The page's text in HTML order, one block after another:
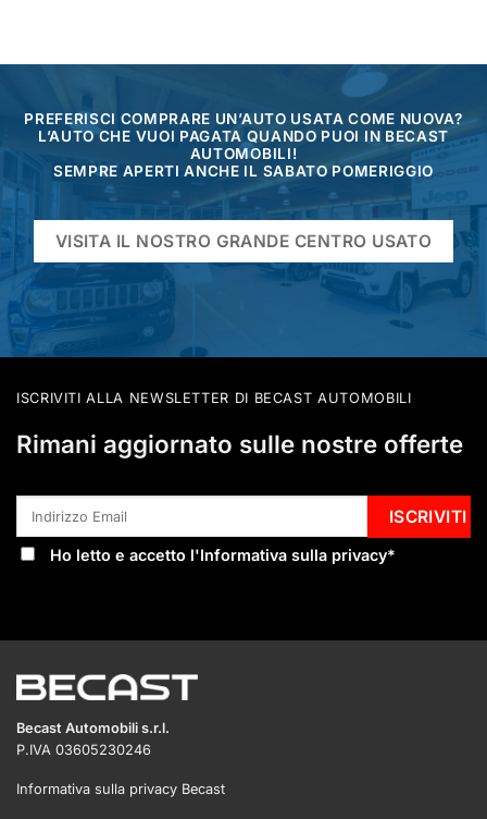
PREFERISCI COMPRARE UN’AUTO USATA COME NUOVA?
L’AUTO CHE VUOI PAGATA QUANDO PUOI IN BECAST
AUTOMOBILI!
SEMPRE APERTI ANCHE IL SABATO POMERIGGIO
VISITA IL NOSTRO GRANDE CENTRO USATO
ISCRIVITI ALLA NEWSLETTER DI BECAST AUTOMOBILI
Rimani aggiornato sulle nostre offerte
Ho letto e accetto l'Informativa sulla privacy*
Becast Automobili s.r.l.
P.IVA 03605230246
Informativa sulla privacy Becast